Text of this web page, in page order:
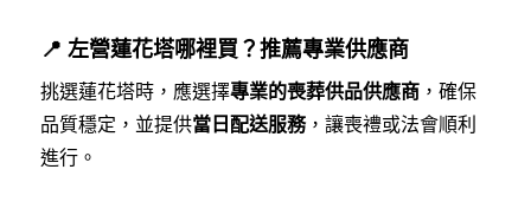
📍 左營蓮花塔哪裡買？推薦專業供應商
挑選蓮花塔時，應選擇專業的喪葬供品供應商，確保
品質穩定，並提供當日配送服務，讓喪禮或法會順利
進行。